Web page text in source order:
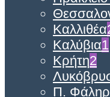
Καλλιθέα
Καλύβια1
Κρήτη2
Π.